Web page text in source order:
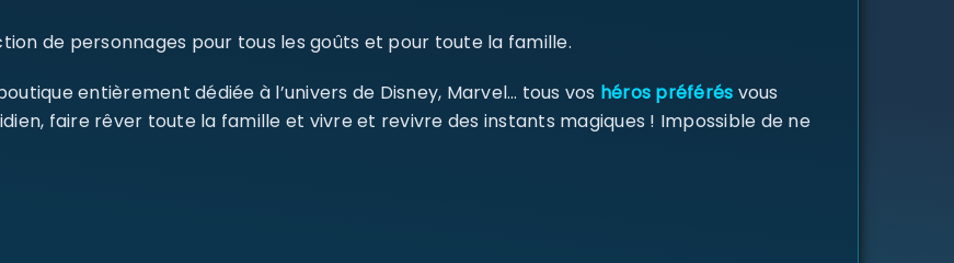
CONNECTER
de personnages pour tous les goûts et pour toute la famille.
entièrement dédiée à l’univers de Disney, Marvel… tous vos héros préférés vous
faire rêver toute la famille et vivre et revivre des instants magiques ! Impossible de ne